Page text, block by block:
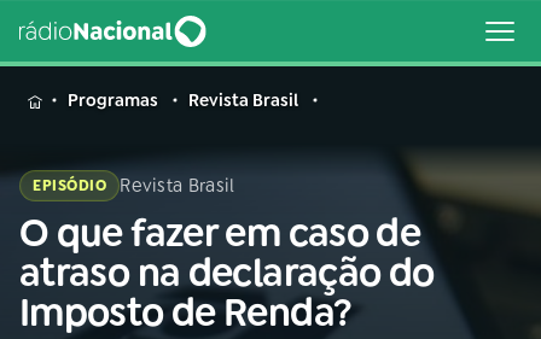
MENU
Buscar
na
Rádio
Nacional
Buscar
Programas Revista Brasil
EPISÓDIO Revista Brasil
O que fazer em caso de
atraso na declaração do
Imposto de Renda?